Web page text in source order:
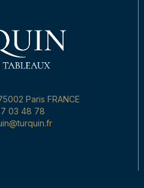
Paris FRANCE
03 48 78